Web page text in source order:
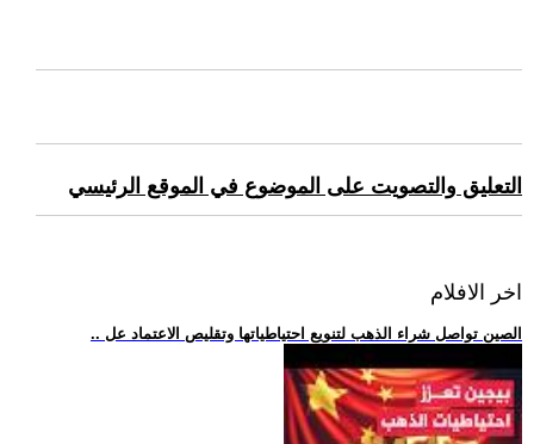
التعليق والتصويت على الموضوع في الموقع الرئيسي
اخر الافلام
.. الصين تواصل شراء الذهب لتنويع احتياطياتها وتقليص الاعتماد عل